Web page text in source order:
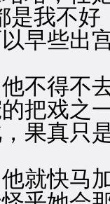
是我不好
些出宫
得不去
把戏之
真只是
快马加